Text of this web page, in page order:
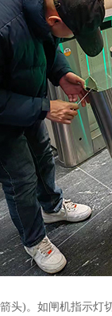
头)。如闸机指示灯